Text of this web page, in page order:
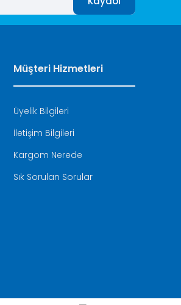
Müşteri Hizmetleri
Üyelik Bilgileri
İletişim Bilgileri
Kargom Nerede
Sık Sorulan Sorular